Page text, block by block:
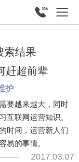
索结果
赶超前辈
护
要越来越大，同时
互联网运营知识。
时间，运营新人们
易的事情。
2017.03.07